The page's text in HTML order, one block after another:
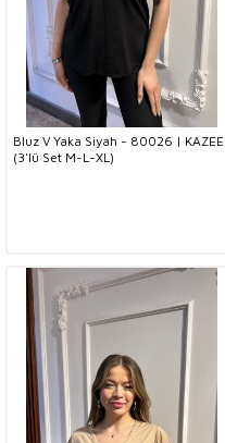
Bluz V Yaka Siyah - 80026 | KAZEE
(3'lü Set M-L-XL)